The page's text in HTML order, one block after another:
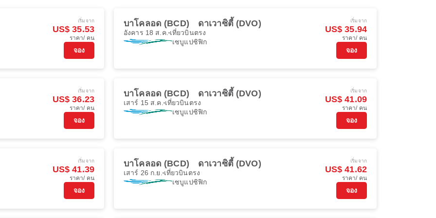
เริ่มจาก
US$ 35.53
ราคา/ คน
จอง
บาโคลอด (BCD) ดาเวาซิตี้ (DVO)
อังคาร 18 ส.ค. เที่ยวบินตรง
เซบูแปซิฟิก
เริ่มจาก
US$ 35.94
ราคา/ คน
จอง
เริ่มจาก
US$ 36.23
ราคา/ คน
จอง
บาโคลอด (BCD) ดาเวาซิตี้ (DVO)
เสาร์ 15 ส.ค. เที่ยวบินตรง
เซบูแปซิฟิก
เริ่มจาก
US$ 41.09
ราคา/ คน
จอง
เริ่มจาก
US$ 41.39
ราคา/ คน
จอง
บาโคลอด (BCD) ดาเวาซิตี้ (DVO)
เสาร์ 26 ก.ย. เที่ยวบินตรง
เซบูแปซิฟิก
เริ่มจาก
US$ 41.62
ราคา/ คน
จอง